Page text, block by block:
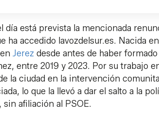
día está prevista la mencionada
ha accedido lavozdelsur.es. Nacida
Jerez desde antes de haber
entre 2019 y 2023. Por su trabajo
la ciudad en la intervención
lo que la llevó a dar el salto a la
afiliación al PSOE.